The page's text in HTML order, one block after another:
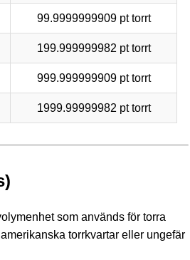
99.9999999909 pt torrt
199.999999982 pt torrt
999.999999909 pt torrt
1999.99999982 pt torrt
som används för torra
torrkvartar eller ungefär